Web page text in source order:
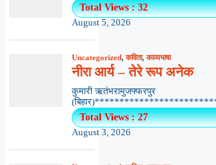
Total Views : 32
August 5, 2026
Uncategorized,कविता,काव्यभाषा
नीरा आर्य – तेरे रूप अनेक
कुमारी ऋतंभरामुजफ्फरपुर
Total Views : 27
August 3, 2026